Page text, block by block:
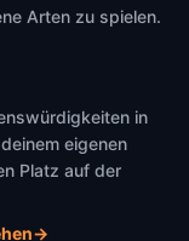
Arten zu spielen.
in
eigenen
Platz auf der
→